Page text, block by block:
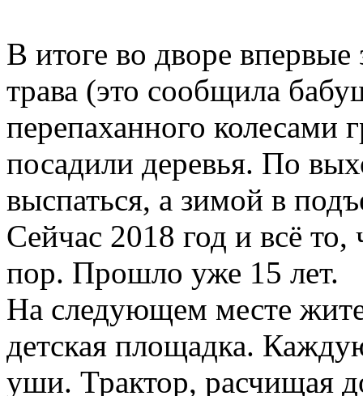
В итоге во дворе впервые
трава (это сообщила
перепаханного
посадили деревья. По
выспаться, а зимой в
Сейчас 2018 год и всё то,
пор. Прошло уже 15 лет.
На следующем месте
детская площадка.
уши. Трактор, расчищая